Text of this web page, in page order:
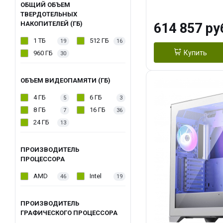
ОБЩИЙ ОБЪЕМ
ТВЕРДОТЕЛЬНЫХ
НАКОПИТЕЛЕЙ (ГБ)
1 ТБ 19 512 ГБ 16
960 ГБ 30
ОБЪЕМ ВИДЕОПАМЯТИ (ГБ)
4 ГБ 5 6 ГБ 3
8 ГБ 7 16 ГБ 36
24 ГБ 13
ПРОИЗВОДИТЕЛЬ
ПРОЦЕССОРА
AMD 46 Intel 19
ПРОИЗВОДИТЕЛЬ
ГРАФИЧЕСКОГО ПРОЦЕССОРА
Turbo/ 1 ТБ
614 857
Купить